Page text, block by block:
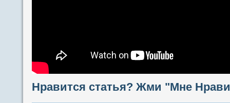
Нравится статья? Жми "Мне